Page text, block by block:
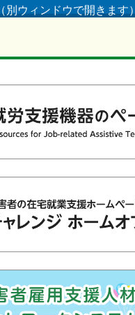
（別ウィンドウで開きます）